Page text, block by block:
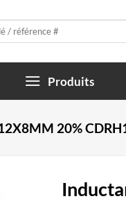
Produits
20%